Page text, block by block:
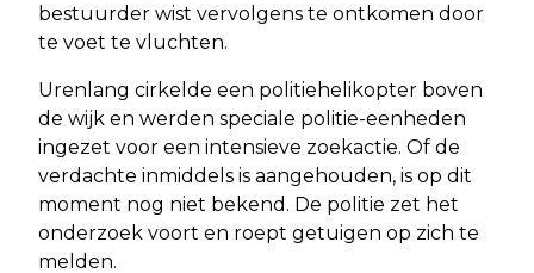
bestuurder wist vervolgens te ontkomen door
te voet te vluchten.
Urenlang cirkelde een politiehelikopter boven
de wijk en werden speciale politie-eenheden
ingezet voor een intensieve zoekactie. Of de
verdachte inmiddels is aangehouden, is op dit
moment nog niet bekend. De politie zet het
onderzoek voort en roept getuigen op zich te
melden.